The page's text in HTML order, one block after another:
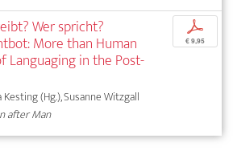
Wer spricht?
More than Human
Languaging in the Post-
(Hg.), Susanne Witzgall
after Man
p
€ 9,95